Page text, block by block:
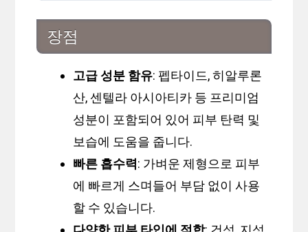
장점
고급 성분 함유: 펩타이드, 히알루론
산, 센텔라 아시아티카 등 프리미엄
성분이 포함되어 있어 피부 탄력 및
보습에 도움을 줍니다.
빠른 흡수력: 가벼운 제형으로 피부
에 빠르게 스며들어 부담 없이 사용
할 수 있습니다.